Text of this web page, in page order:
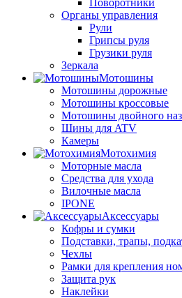
Поворотники
Органы управления
Рули
Грипсы руля
Грузики руля
Зеркала
Мотошины
Мотошины дорожные
Мотошины кроссовые
Мотошины двойного
Шины для ATV
Камеры
Мотохимия
Моторные масла
Средства для ухода
Вилочные масла
IPONE
Аксессуары
Кофры и сумки
Подставки, трапы,
Чехлы
Рамки для крепления
Защита рук
Наклейки